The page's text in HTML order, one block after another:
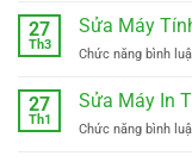
27
Th3
Sửa Máy
Chức năng bình
27
Th1
Sửa Máy In
Chức năng bình